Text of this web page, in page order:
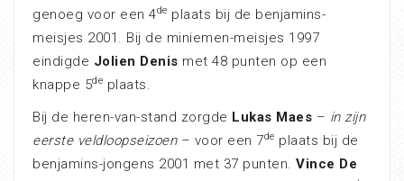
genoeg voor een 4de plaats bij de benjamins-
meisjes 2001. Bij de miniemen-meisjes 1997
eindigde Jolien Denis met 48 punten op een
knappe 5de plaats.
Bij de heren-van-stand zorgde Lukas Maes – in zijn
eerste veldloopseizoen– voor een 7de plaats bij de
benjamins-jongens 2001 met 37 punten. Vince De